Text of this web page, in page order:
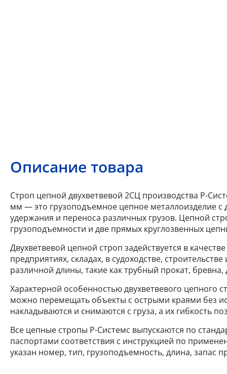
Описание товара
Строп цепной двухветвевой 2СЦ производства Р-
мм — это грузоподъемное цепное металлоизделие
удержания и переноса различных грузов. Цепной
грузоподъемности и две прямых круглозвенных
Двухветвевой цепной строп задействуется в
предприятиях, складах, в судоходстве,
различной длины, такие как трубный прокат,
Характерной особенностью двухветвевого цепного
можно перемещать объекты с острыми краями без
накладываются и снимаются с груза, а их гибкость
Все цепные стропы Р-Системс выпускаются по
паспортами соответствия с инструкцией по
указан номер, тип, грузоподъемность, длина, запас